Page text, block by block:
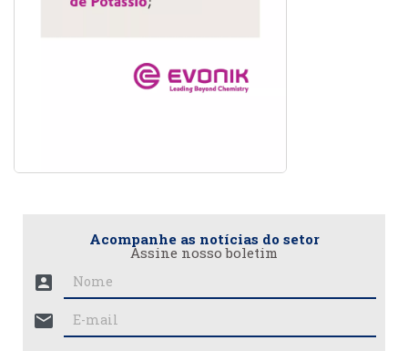
Acompanhe as notícias do setor
Assine nosso boletim
account_box
mail